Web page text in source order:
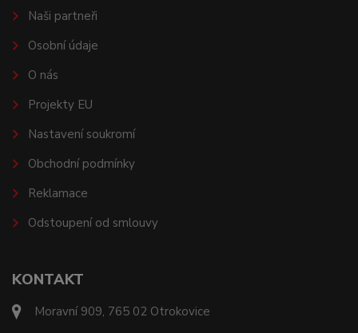
KONTAKT
Moravní 909, 765 02 Otrokovice
Naši partneři
Osobní údaje
O nás
Projekty EU
Nastavení soukromí
Obchodní podmínky
Reklamace
Odstoupení od smlouvy